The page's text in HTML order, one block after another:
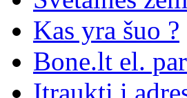
Kas yra šuo ?
Bone.lt el.
Įtraukti į